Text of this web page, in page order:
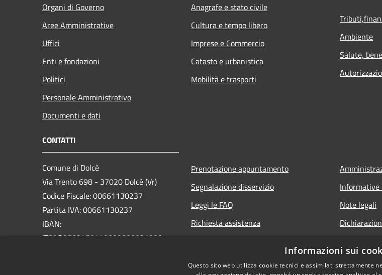
Organi di Governo
Aree Amministrative
Uffici
Enti e fondazioni
Politici
Personale Amministrativo
Documenti e dati
Anagrafe e stato civile
Cultura e tempo libero
Imprese e Commercio
Catasto e urbanistica
Mobilità e trasporti
Ambiente
Salute,
CONTATTI
Comune di Dolcè
Via Trento 698 - 37020 Dolcè (Vr)
Codice Fiscale: 00661130237
Partita IVA: 00661130237
IBAN:
IT59O0503459440000000031000
Prenotazione appuntamento
Segnalazione disservizio
Leggi le FAQ
Richiesta assistenza
Informative
Note legali
Informazioni sui
Questo sito web utilizza cookie tecnici e assimilati strettamente